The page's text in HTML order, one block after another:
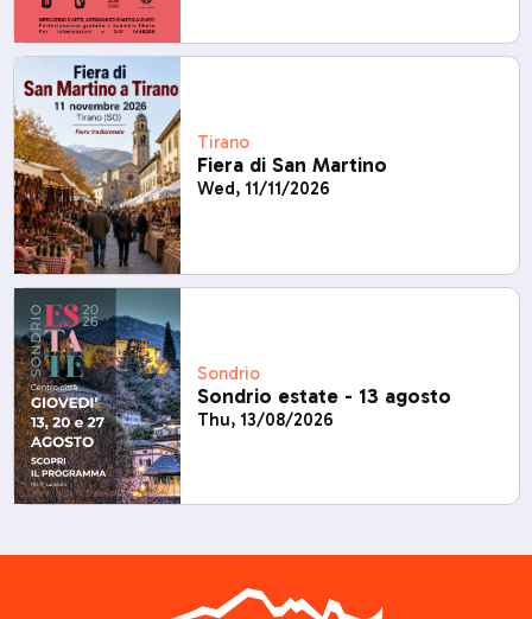
Tirano
Fiera di San Martino
Wed, 11/11/2026
Sondrio
Sondrio estate - 13 agosto
Thu, 13/08/2026